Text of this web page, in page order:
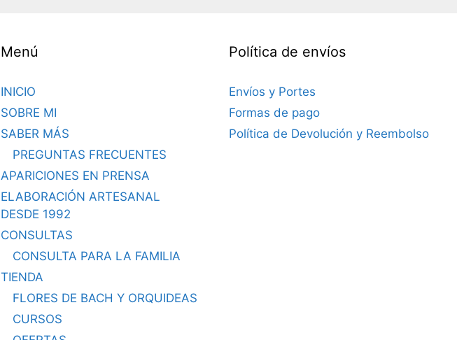
Menú
INICIO
SOBRE MI
SABER MÁS
PREGUNTAS FRECUENTES
APARICIONES EN PRENSA
ELABORACIÓN ARTESANAL
DESDE 1992
CONSULTAS
CONSULTA PARA LA FAMILIA
TIENDA
FLORES DE BACH Y ORQUIDEAS
CURSOS
Política de envíos
Envíos y Portes
Formas de pago
Política de Devolución y Reembolso